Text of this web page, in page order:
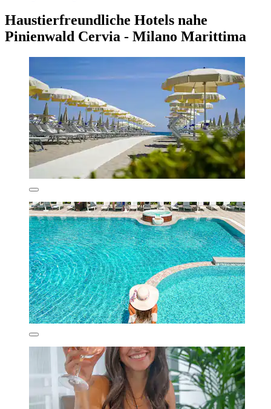
Haustierfreundliche Hotels nahe
Pinienwald Cervia - Milano Marittima